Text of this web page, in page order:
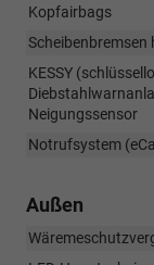
Kopfairbags
Scheibenbremsen
KESSY
Neigungssensor
Notrufsystem
Außen